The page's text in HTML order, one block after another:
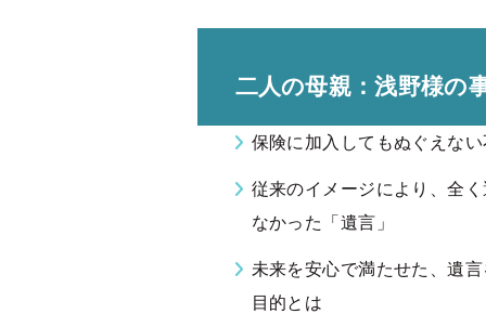
二人の母親：浅野様の
保険に加入してもぬぐえな
従来のイメージにより、全
なかった「遺言」
未来を安心で満たせた、遺
目的とは